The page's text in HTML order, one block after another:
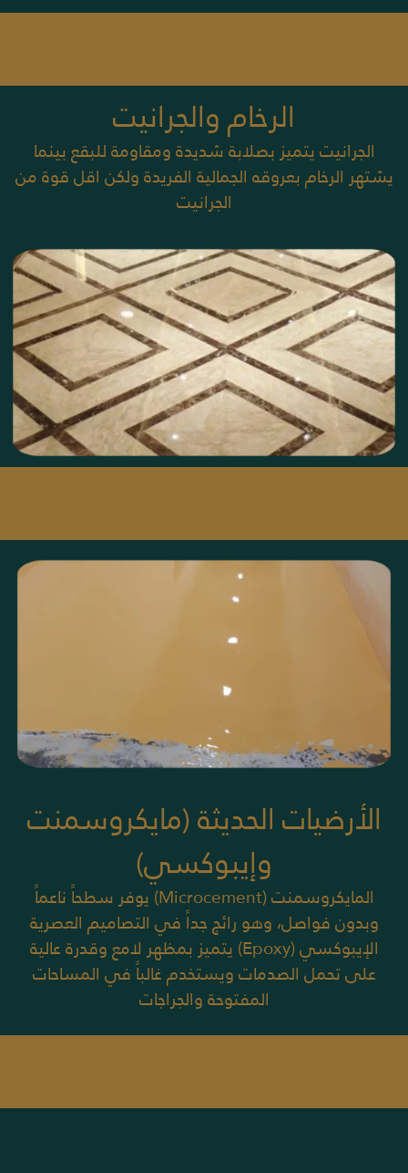
الرخام والجرانيت
الجرانيت يتميز بصلابة شديدة ومقاومة للبقع بينما
يشتهر الرخام بعروقه الجمالية الفريدة ولكن اقل قوة من
الجرانيت
الأرضيات الحديثة (مايكروسمنت
وإيبوكسي)
المايكروسمنت (Microcement) يوفر سطحاً ناعماً
وبدون فواصل، وهو رائج جداً في التصاميم العصرية
الإيبوكسي (Epoxy) يتميز بمظهر لامع وقدرة عالية
على تحمل الصدمات ويستخدم غالباً في المساحات
المفتوحة والجراجات